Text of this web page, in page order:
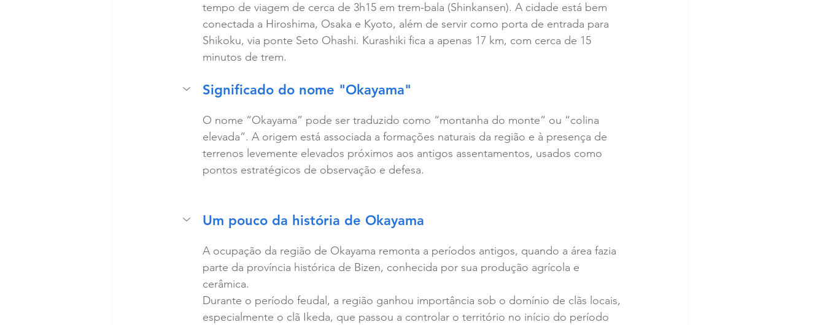
tempo de viagem de cerca de 3h15 em trem-bala (Shinkansen). A cidade está bem
conectada a Hiroshima, Osaka e Kyoto, além de servir como porta de entrada para
Shikoku, via ponte Seto Ohashi. Kurashiki fica a apenas 17 km, com cerca de 15
minutos de trem.
Significado do nome "Okayama"
O nome “Okayama” pode ser traduzido como “montanha do monte” ou “colina
elevada”. A origem está associada a formações naturais da região e à presença de
terrenos levemente elevados próximos aos antigos assentamentos, usados como
pontos estratégicos de observação e defesa.
Um pouco da história de Okayama
A ocupação da região de Okayama remonta a períodos antigos, quando a área fazia
parte da província histórica de Bizen, conhecida por sua produção agrícola e
cerâmica.
Durante o período feudal, a região ganhou importância sob o domínio de clãs locais,
especialmente o clã Ikeda, que passou a controlar o território no início do período